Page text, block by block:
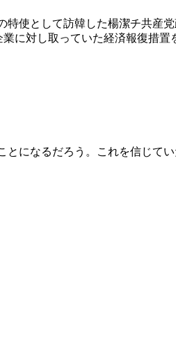
使として訪韓した楊潔チ共産
に対し取っていた経済報復措
になるだろう。これを信じて